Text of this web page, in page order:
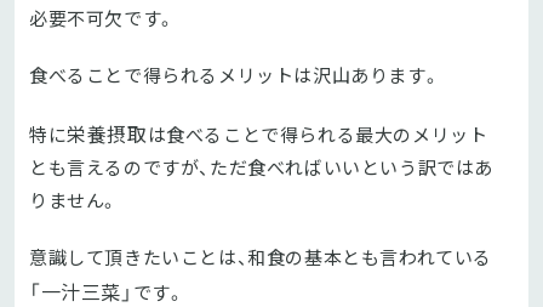
必要不可欠です。
食べることで得られるメリットは沢山あります。
特に栄養摂取は食べることで得られる最大のメリット
とも言えるのですが、ただ食べればいいという訳ではあ
りません。
意識して頂きたいことは、和食の基本とも言われている
「一汁三菜」 です。